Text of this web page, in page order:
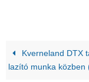
Kverneland DTX
lazító munka közben